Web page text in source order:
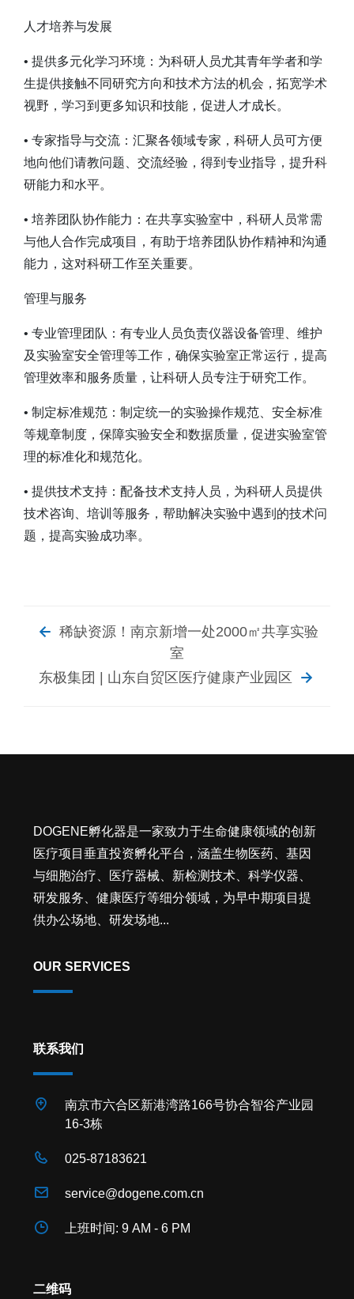
人才培养与发展
• 提供多元化学习环境：为科研人员尤其青年学者和学
生提供接触不同研究方向和技术方法的机会，拓宽学术
视野，学习到更多知识和技能，促进人才成长。
• 专家指导与交流：汇聚各领域专家，科研人员可方便
地向他们请教问题、交流经验，得到专业指导，提升科
研能力和水平。
• 培养团队协作能力：在共享实验室中，科研人员常需
与他人合作完成项目，有助于培养团队协作精神和沟通
能力，这对科研工作至关重要。
管理与服务
• 专业管理团队：有专业人员负责仪器设备管理、维护
及实验室安全管理等工作，确保实验室正常运行，提高
管理效率和服务质量，让科研人员专注于研究工作。
• 制定标准规范：制定统一的实验操作规范、安全标准
等规章制度，保障实验安全和数据质量，促进实验室管
理的标准化和规范化。
• 提供技术支持：配备技术支持人员，为科研人员提供
技术咨询、培训等服务，帮助解决实验中遇到的技术问
题，提高实验成功率。
稀缺资源！南京新增一处2000㎡共享实验
室
东极集团 | 山东自贸区医疗健康产业园区
DOGENE孵化器是一家致力于生命健康领域的创新
医疗项目垂直投资孵化平台，涵盖生物医药、基因
与细胞治疗、医疗器械、新检测技术、科学仪器、
研发服务、健康医疗等细分领域，为早中期项目提
供办公场地、研发场地...
OUR SERVICES
联系我们
南京市六合区新港湾路166号协合智谷产业园
16-3栋
025-87183621
service@dogene.com.cn
上班时间: 9 AM - 6 PM
二维码